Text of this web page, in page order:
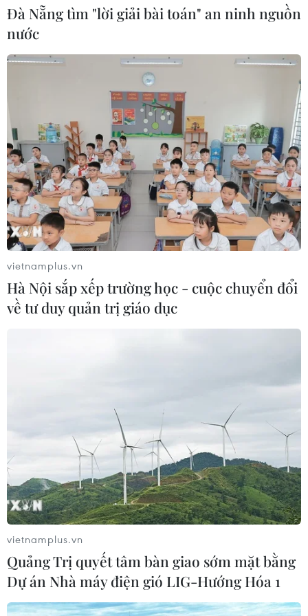
Cần Thơ: Khởi tố 19 bị can trong vụ
dàn cảnh cướp giật tại Tân Huê Viên
TP Hồ Chí Minh: Bắt khẩn cấp bảo
mẫu có hành vi bạo hành trẻ tại
trường mầm non
08/08/2026 01:33
công bố Khung kế hoạch thời gian
năm học
07/08/2026 23:54
Bổ sung một số chức danh có thẩm
quyền xử phạt vi phạm hành chính
từ ngày 26/9
07/08/2026 23:00
Xem thêm
Đà Nẵng tìm "lời giải bài toán" an ninh nguồn
nước
vietnamplus.vn
Hà Nội sắp xếp trường học - cuộc chuyển đổi
về tư duy quản trị giáo dục
vietnamplus.vn
Quảng Trị quyết tâm bàn giao sớm mặt bằng
Dự án Nhà máy điện gió LIG-Hướng Hóa 1